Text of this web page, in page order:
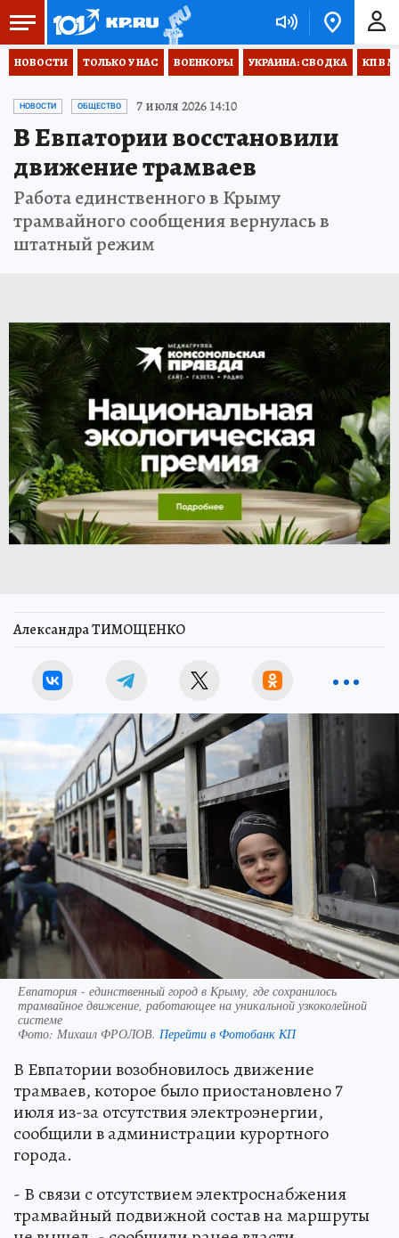
НОВОСТИ ТОЛЬКО У НАС ВОЕНКОРЫ УКРАИНА: СВОДКА КП В
НОВОСТИ ОБЩЕСТВО 7 июля 2026 14:10
В Евпатории восстановили
движение трамваев
Работа единственного в Крыму
трамвайного сообщения вернулась в
штатный режим
Александра ТИМОЩЕНКО
Евпатория - единственный город в Крыму, где сохранилось
трамвайное движение, работающее на уникальной узкоколейной
системе
Фото: Михаил ФРОЛОВ. Перейти в Фотобанк КП
В Евпатории возобновилось движение
трамваев, которое было приостановлено 7
июля из-за отсутствия электроэнергии,
сообщили в администрации курортного
города.
- В связи с отсутствием электроснабжения
трамвайный подвижной состав на маршруты